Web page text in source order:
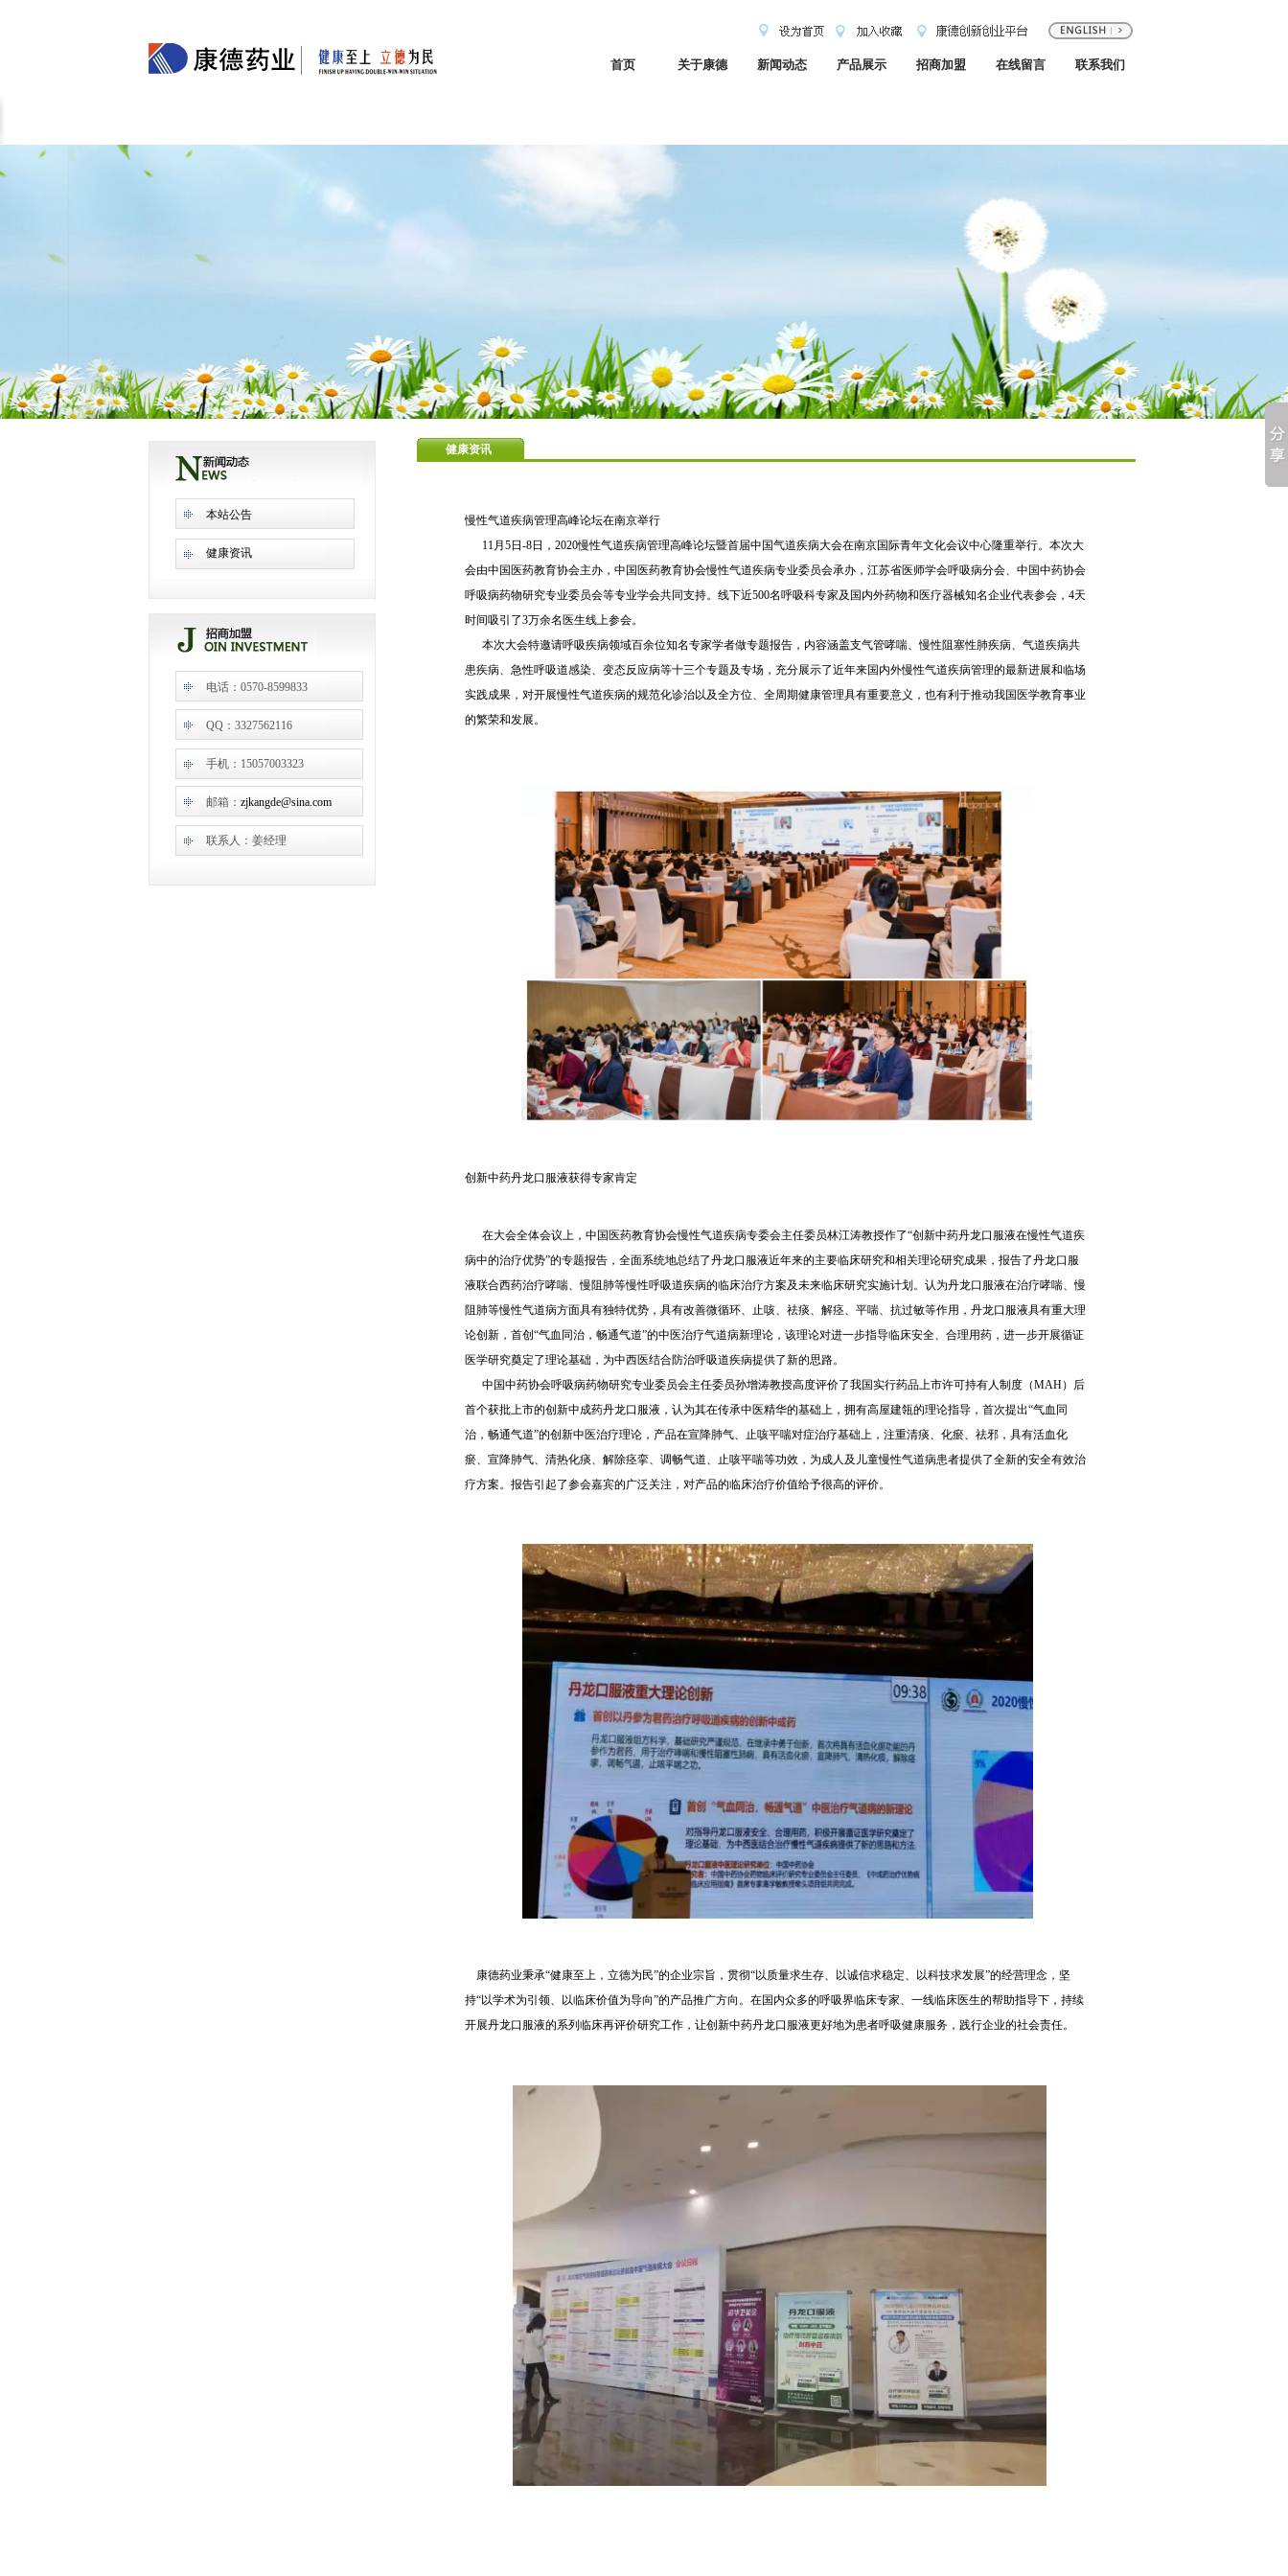
首页 关于康德 新闻动态 产品展示 招商加盟 在线留言 联系我们
本站公告
健康资讯
电话：0570-8599833
QQ：3327562116
手机：15057003323
邮箱： zjkangde@sina.com
联系人：姜经理
健康资讯
慢性气道疾病管理高峰论坛在南京举行
11月5日-8日，2020慢性气道疾病管理高峰论坛暨首届中国气道疾病大会在南京国际青年文化会议中心隆重举行。本次大
会由中国医药教育协会主办，中国医药教育协会慢性气道疾病专业委员会承办，江苏省医师学会呼吸病分会、中国中药协会
呼吸病药物研究专业委员会等专业学会共同支持。线下近500名呼吸科专家及国内外药物和医疗器械知名企业代表参会，4天
时间吸引了3万余名医生线上参会。
本次大会特邀请呼吸疾病领域百余位知名专家学者做专题报告，内容涵盖支气管哮喘、慢性阻塞性肺疾病、气道疾病共
患疾病、急性呼吸道感染、变态反应病等十三个专题及专场，充分展示了近年来国内外慢性气道疾病管理的最新进展和临场
实践成果，对开展慢性气道疾病的规范化诊治以及全方位、全周期健康管理具有重要意义，也有利于推动我国医学教育事业
的繁荣和发展。
创新中药丹龙口服液获得专家肯定
在大会全体会议上，中国医药教育协会慢性气道疾病专委会主任委员林江涛教授作了“创新中药丹龙口服液在慢性气道疾
病中的治疗优势”的专题报告，全面系统地总结了丹龙口服液近年来的主要临床研究和相关理论研究成果，报告了丹龙口服
液联合西药治疗哮喘、慢阻肺等慢性呼吸道疾病的临床治疗方案及未来临床研究实施计划。认为丹龙口服液在治疗哮喘、慢
阻肺等慢性气道病方面具有独特优势，具有改善微循环、止咳、祛痰、解痉、平喘、抗过敏等作用，丹龙口服液具有重大理
论创新，首创“气血同治，畅通气道”的中医治疗气道病新理论，该理论对进一步指导临床安全、合理用药，进一步开展循证
医学研究奠定了理论基础，为中西医结合防治呼吸道疾病提供了新的思路。
中国中药协会呼吸病药物研究专业委员会主任委员孙增涛教授高度评价了我国实行药品上市许可持有人制度（MAH）后
首个获批上市的创新中成药丹龙口服液，认为其在传承中医精华的基础上，拥有高屋建瓴的理论指导，首次提出“气血同
治，畅通气道”的创新中医治疗理论，产品在宣降肺气、止咳平喘对症治疗基础上，注重清痰、化瘀、祛邪，具有活血化
瘀、宣降肺气、清热化痰、解除痉挛、调畅气道、止咳平喘等功效，为成人及儿童慢性气道病患者提供了全新的安全有效治
疗方案。报告引起了参会嘉宾的广泛关注，对产品的临床治疗价值给予很高的评价。
康德药业秉承“健康至上，立德为民”的企业宗旨，贯彻“以质量求生存、以诚信求稳定、以科技求发展”的经营理念，坚
持“以学术为引领、以临床价值为导向”的产品推广方向。在国内众多的呼吸界临床专家、一线临床医生的帮助指导下，持续
开展丹龙口服液的系列临床再评价研究工作，让创新中药丹龙口服液更好地为患者呼吸健康服务，践行企业的社会责任。